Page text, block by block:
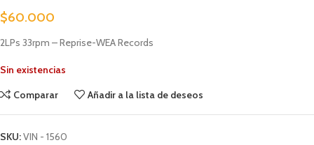
$60.000
2LPs 33rpm – Reprise-WEA Records
Sin existencias
Comparar
Añadir a la lista de deseos
SKU:VIN - 1560